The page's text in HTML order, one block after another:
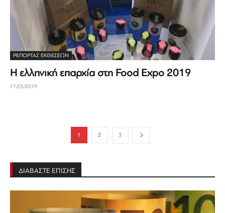
ΡΕΠΟΡΤΆΖ ΕΚΘΈΣΕΩΝ
Η ελληνική επαρχία στη Food Expo 2019
17/03/2019
1 2 3
ΔΙΑΒΑΣΤΕ ΕΠΙΣΗΣ